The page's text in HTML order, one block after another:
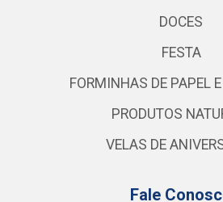
DOCES
FESTA
FORMINHAS DE PAPEL
PRODUTOS
VELAS DE
Fale